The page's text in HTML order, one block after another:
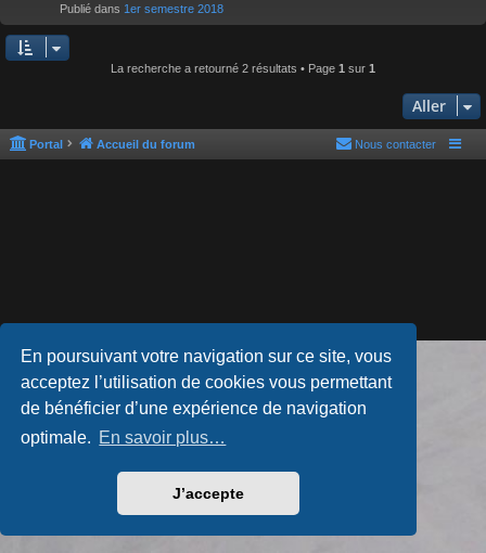
En poursuivant votre navigation sur ce site, vous
acceptez l’utilisation de cookies vous permettant
de bénéficier d’une expérience de navigation
optimale. En savoir plus…
J’accepte
Publié dans 1er semestre 2018
La recherche a retourné 2 résultats • Page 1 sur 1
Aller
Portal Accueil du forum Nous contacter
Développé parphpBB® Forum Software © phpBB Limited
Style parArty- phpBB 3.3 par MrGaby
Traduction française officielle
Qiaeru
Confidentialité